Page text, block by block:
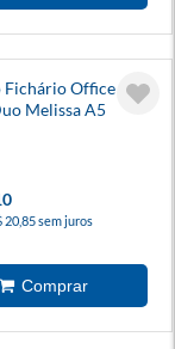
Fichário Office 80
Melissa A5
20,85 sem juros